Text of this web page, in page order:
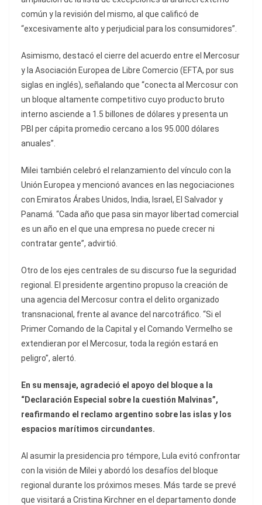
común y la revisión del mismo, al que calificó de
“excesivamente alto y perjudicial para los consumidores”.
Asimismo, destacó el cierre del acuerdo entre el Mercosur
y la Asociación Europea de Libre Comercio (EFTA, por sus
siglas en inglés), señalando que “conecta al Mercosur con
un bloque altamente competitivo cuyo producto bruto
interno asciende a 1.5 billones de dólares y presenta un
PBI per cápita promedio cercano a los 95.000 dólares
anuales”.
Milei también celebró el relanzamiento del vínculo con la
Unión Europea y mencionó avances en las negociaciones
con Emiratos Árabes Unidos, India, Israel, El Salvador y
Panamá. “Cada año que pasa sin mayor libertad comercial
es un año en el que una empresa no puede crecer ni
contratar gente”, advirtió.
Otro de los ejes centrales de su discurso fue la seguridad
regional. El presidente argentino propuso la creación de
una agencia del Mercosur contra el delito organizado
transnacional, frente al avance del narcotráfico. “Si el
Primer Comando de la Capital y el Comando Vermelho se
extendieran por el Mercosur, toda la región estará en
peligro”, alertó.
En su mensaje, agradeció el apoyo del bloque a la
“Declaración Especial sobre la cuestión Malvinas”,
reafirmando el reclamo argentino sobre las islas y los
espacios marítimos circundantes.
Al asumir la presidencia pro témpore, Lula evitó confrontar
con la visión de Milei y abordó los desafíos del bloque
regional durante los próximos meses. Más tarde se prevé
que visitará a Cristina Kirchner en el departamento donde